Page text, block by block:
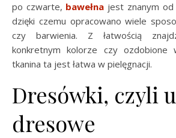
po czwarte, bawełna jest znanym od
dzięki czemu opracowano wiele
czy barwienia. Z łatwością
konkretnym kolorze czy ozdobione
tkanina ta jest łatwa w pielęgnacji.
Dresówki, czyli
dresowe